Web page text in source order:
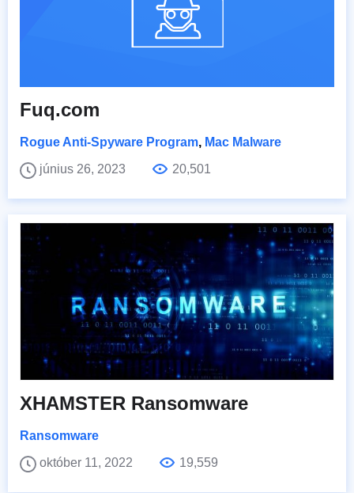
Fuq.com
Rogue Anti-Spyware Program, Mac Malware
június 26, 2023
20,501
XHAMSTER Ransomware
Ransomware
október 11, 2022
19,559